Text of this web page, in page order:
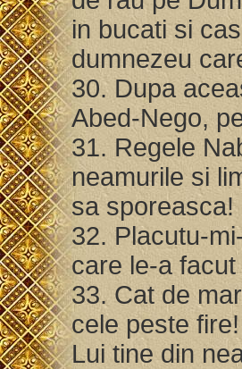
in bucati si
dumnezeu
30. Dupa
Abed-Nego,
31. Regele
neamurile si
sa sporeasca!
32. Placutu-
care le-a
33. Cat de
cele peste
Lui tine din